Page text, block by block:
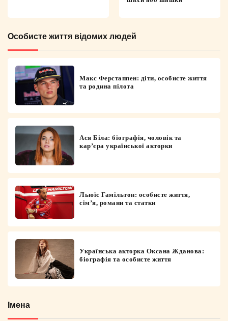
Особисте життя відомих людей
Макс Ферстаппен: діти, особисте життя
та родина пілота
Ася Біла: біографія, чоловік та
кар’єра української акторки
Льюїс Гамільтон: особисте життя,
сім’я, романи та статки
Українська акторка Оксана Жданова:
біографія та особисте життя
Імена